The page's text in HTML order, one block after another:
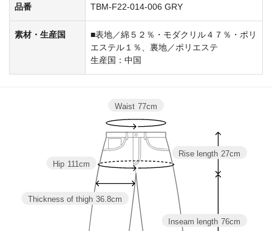
品番 TBM-F22-014-006 GRY
素材・生産国
■表地／綿５２％・モダクリル４７％・ポリ
エステル１％、裏地／ポリエステ
生産国：中国
Inseam length 76cm
Rise length 27cm
Thickness of thigh 36.8cm
Hip 111cm
Waist 77cm